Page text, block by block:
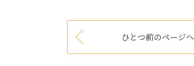
ひとつ前のページへ